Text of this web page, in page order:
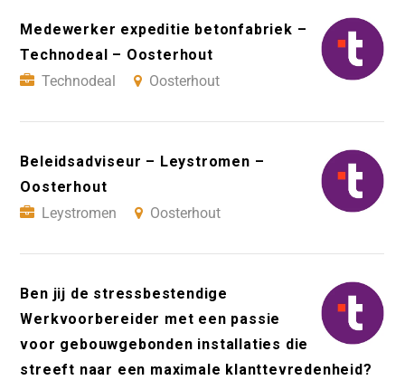
Medewerker expeditie betonfabriek –
Technodeal – Oosterhout
Technodeal
Oosterhout
Beleidsadviseur – Leystromen –
Oosterhout
Leystromen
Oosterhout
Ben jij de stressbestendige
Werkvoorbereider met een passie
voor gebouwgebonden installaties die
streeft naar een maximale klanttevredenheid?